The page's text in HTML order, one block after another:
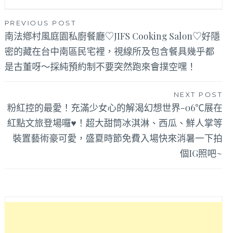
文
章
導
PREVIOUS POST
南法鄕村風庭園私廚餐廳♡JIFS Cooking Salon♡好隱
密的藏在台中南區民宅裡，視線所及包含餐具幾乎都
是古董呀～採純預約制不要突然跑來會撲空嘿！
NEXT POST
粉紅控的最愛！充滿少女心的解渴幻想世界-06℃展在
紅點文旅登場囉♥！超大甜筒冰淇淋、西瓜、鮮人掌等
裝置藝術豪可愛，盛夏時節免費入場快來消暑一下拍
個IG照吧~